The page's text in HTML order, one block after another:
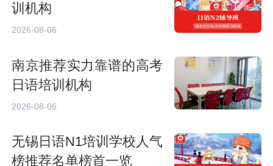
训机构
2026-08-06
南京推荐实力靠谱的高考
日语培训机构
2026-08-06
无锡日语N1培训学校人气
榜推荐名单榜首一览